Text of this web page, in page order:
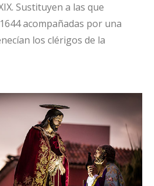
Sustituyen a las que
acompañadas por una
los clérigos de la